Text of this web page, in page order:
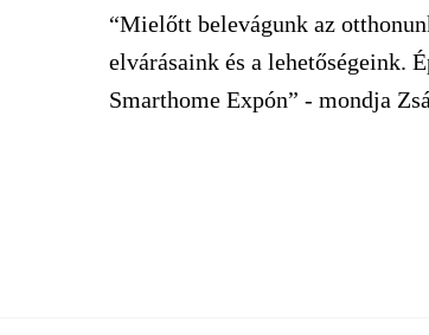
“Mielőtt belevágunk az
elvárásaink és a lehetőségeink.
Smarthome Expón” - mondja